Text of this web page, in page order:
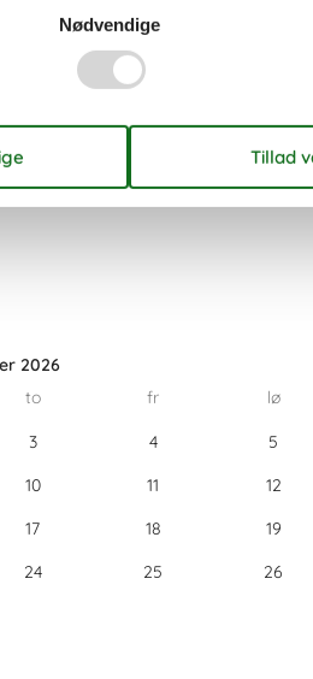
for højsæsonen.
2026
to fr lø
3 4 5
10 11 12
17 18 19
24 25 26
Nødvendige